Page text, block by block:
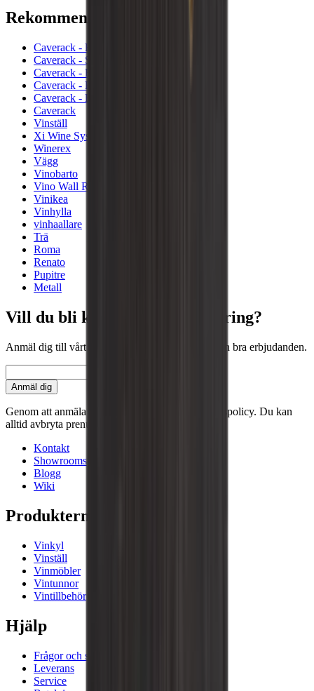
Rekommenderade kategorier
Caverack - Rökt ek
Caverack - Svart
Caverack - Furu
Caverack - Ek
Caverack - Bränt trä
Caverack
Vinställ
Xi Wine Systems
Winerex
Vägg
Vinobarto
Vino Wall Rack
Vinikea
Vinhylla
vinhaallare
Trä
Roma
Renato
Pupitre
Metall
Vill du bli klokare på vinförvaring?
Anmäl dig till vårt nyhetsbrev med tips, guider och bra erbjudanden.
Anmäl dig
Genom att anmäla dig accepterar du vår integritetspolicy. Du kan
alltid avbryta prenumerationen.
Kontakt
Showrooms
Blogg
Wiki
Produkterna
Vinkyl
Vinställ
Vinmöbler
Vintunnor
Vintillbehör
Hjälp
Frågor och svar i korthet
Leverans
Service